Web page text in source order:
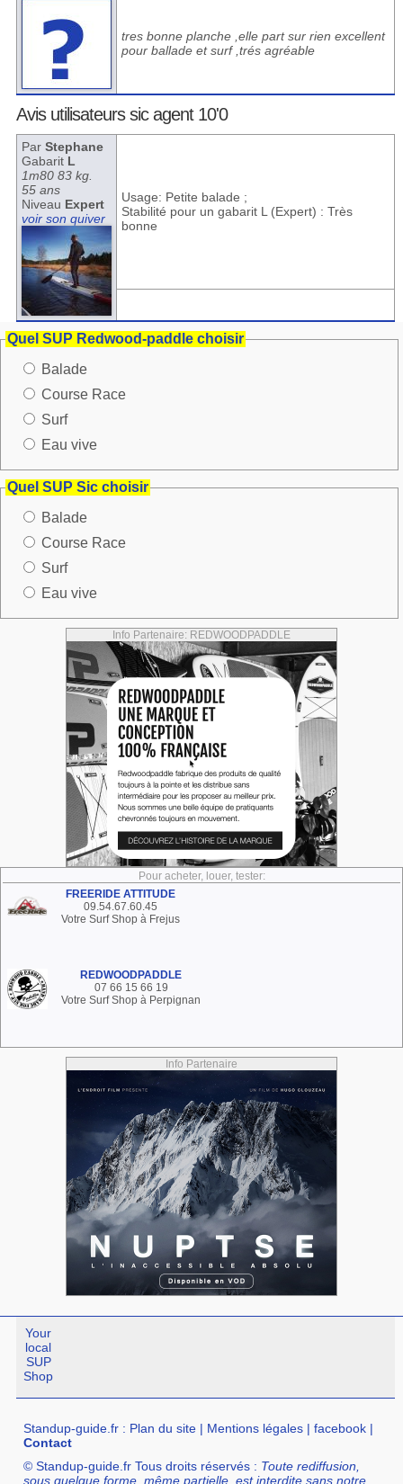
tres bonne planche ,elle part sur rien excellent
pour ballade et surf ,trés agréable
Avis utilisateurs sic agent 10'0
Par Stephane
Gabarit L
1m80 83 kg.
55 ans
Niveau Expert
voir son quiver
Usage: Petite balade ;
Stabilité pour un gabarit L (Expert) : Très
bonne
Quel SUP Redwood-paddle choisir
Balade
Course Race
Surf
Eau vive
Quel SUP Sic choisir
Balade
Course Race
Surf
Eau vive
Info Partenaire: REDWOODPADDLE
Pour acheter, louer, tester:
FREERIDE ATTITUDE
09.54.67.60.45
Votre Surf Shop à Frejus
REDWOODPADDLE
07 66 15 66 19
Votre Surf Shop à Perpignan
Info Partenaire
Your
local
SUP
Shop
Standup-guide.fr : Plan du site | Mentions légales |facebook |
Contact
© Standup-guide.fr Tous droits réservés : Toute rediffusion,
sous quelque forme, même partielle, est interdite sans notre